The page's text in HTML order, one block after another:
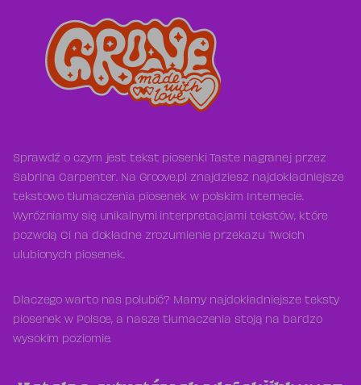
Sprawdź o czym jest tekst piosenki Taste nagranej przez
Sabrina Carpenter. Na Groove.pl znajdziesz najdokładniejsze
tekstowo tłumaczenia piosenek w polskim Internecie.
Wyróżniamy się unikalnymi interpretacjami tekstów, które
pozwolą Ci na dokładne zrozumienie przekazu Twoich
ulubionych piosenek.
Dlaczego warto nas polubić? Mamy najdokładniejsze teksty
piosenek w Polsce, a nasze tłumaczenia stoją na bardzo
wysokim poziomie.